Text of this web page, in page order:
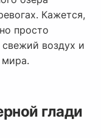
Кажется,
просто
воздух и
глади